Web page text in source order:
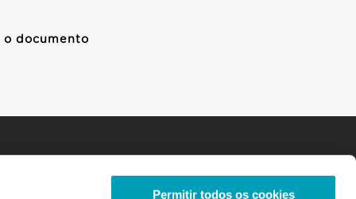
Permitir todos os cookies
o documento